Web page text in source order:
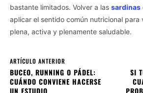
bastante limitados. Volver a las sardinas
aplicar el sentido común nutricional para
plena, activa y plenamente saludable.
ARTÍCULO ANTERIOR
BUCEO, RUNNING O PÁDEL:
CUÁNDO CONVIENE HACERSE
SI